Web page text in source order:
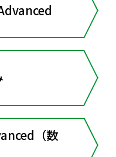
（数